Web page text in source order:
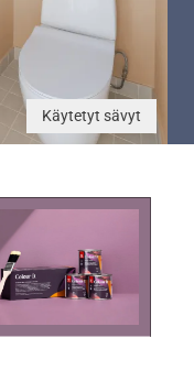
Käytetyt sävyt